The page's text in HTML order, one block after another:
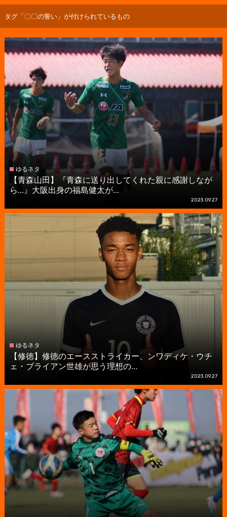
タグ「〇〇の誓い」が付けられているもの
ゆるネタ
【青森山田】『青森に送り出してくれた親に感謝しなが
ら...』大阪出身の福島健太が...
2023.09.27
ゆるネタ
【修徳】修徳のエースストライカー、ンワディケ・ウチ
ェ・ブライアン世雄が思う理想の...
2023.09.27